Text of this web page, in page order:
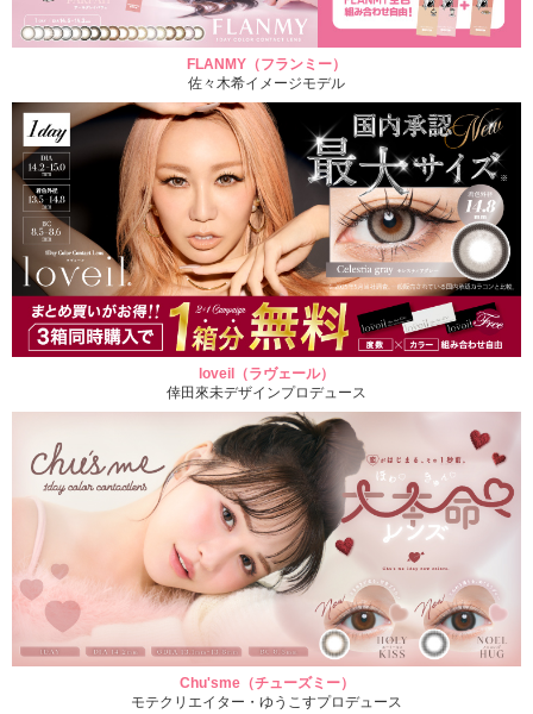
FLANMY（フランミー）
佐々木希イメージモデル
loveil（ラヴェール）
倖田來未デザインプロデュース
Chu'sme（チューズミー）
モテクリエイター・ゆうこすプロデュース